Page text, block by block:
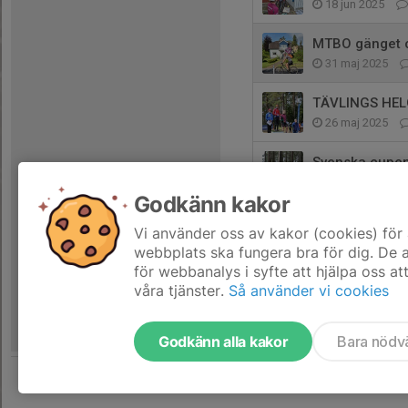
18 jun 2025
MTBO gänget
31 maj 2025
TÄVLINGS
26 maj 2025
Svenska
Svenska
25 aug 2024
Godkänn kakor
Vi använder oss av kakor (cookies)
webbplats ska fungera bra för dig. De
för webbanalys i syfte att hjälpa oss
våra tjänster. Så använder vi cookies
Godkänn alla kakor Bara